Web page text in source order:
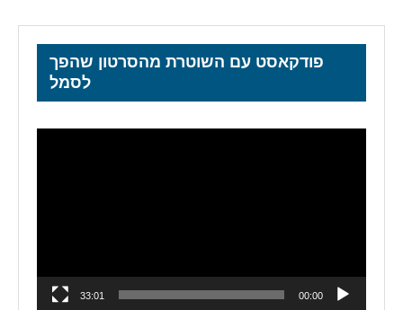
פודקאסט עם השוטרת מהסרטון שהפך
לסמל
00:00
33:01